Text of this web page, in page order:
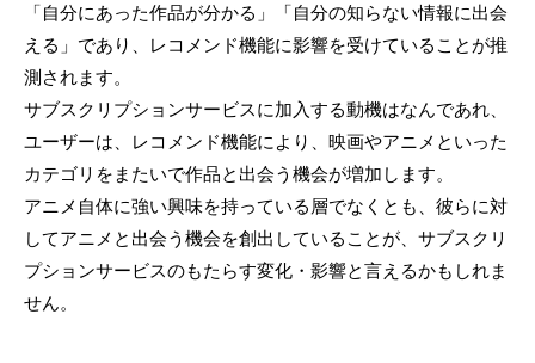
「自分にあった作品が分かる」「自分の知らない情報に出会
える」であり、レコメンド機能に影響を受けていることが推
測されます。
サブスクリプションサービスに加入する動機はなんであれ、
ユーザーは、レコメンド機能により、映画やアニメといった
カテゴリをまたいで作品と出会う機会が増加します。
アニメ自体に強い興味を持っている層でなくとも、彼らに対
してアニメと出会う機会を創出していることが、サブスクリ
プションサービスのもたらす変化・影響と言えるかもしれま
せん。